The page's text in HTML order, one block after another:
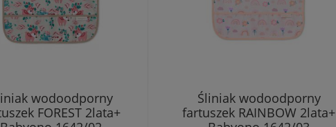
wodoodporny
FOREST 2lata+
Śliniak wodoodporny
fartuszek RAINBOW 2lata+